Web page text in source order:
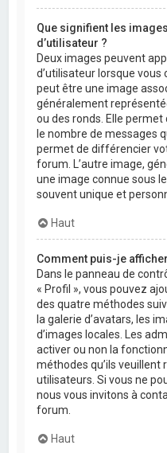
Que signifient les
d’utilisateur ?
Deux images peuvent
d’utilisateur lorsque vous
peut être une image
généralement
ou des ronds. Elle
le nombre de messages
permet de différencier
forum. L’autre image,
une image connue sous
souvent unique et
Haut
Comment puis-je
Dans le panneau de
« Profil », vous pouvez
des quatre méthodes
la galerie d’avatars, les
d’images locales. Les
activer ou non la
méthodes qu’ils veuillent
utilisateurs. Si vous ne
nous vous invitons à
forum.
Haut